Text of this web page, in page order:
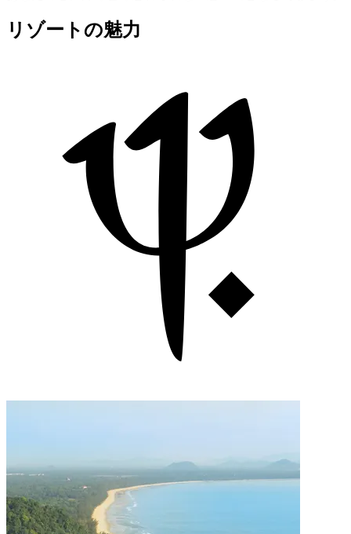
リゾートの魅力